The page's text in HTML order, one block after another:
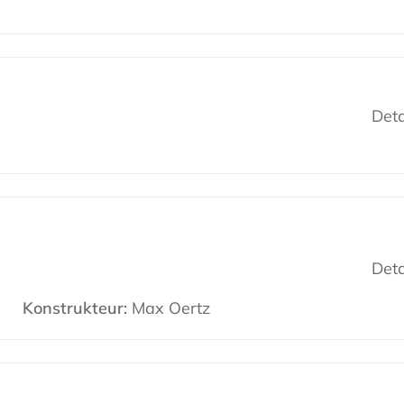
Konstrukteur:Max Oertz